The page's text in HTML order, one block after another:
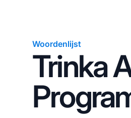
Woordenlijst
Trinka